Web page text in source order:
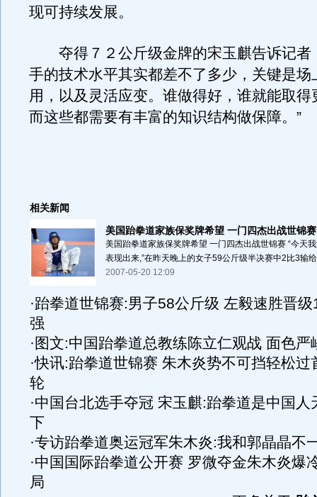
现可持续发展。
夺得７２公斤级金牌的宋玉麒告诉记者
手的技术水平其实都差不了多少，关键是场
用，以及灵活应变。谁做得好，谁就能取得
而这些都需要有丰富的知识结构做保障。”
相关新闻
美国跆拳道家族保奖牌希望 一门四杰出战世锦赛
美国跆拳道家族保奖牌希望 一门四杰出战世锦赛 “今天
表现出来,”在昨天晚上的女子59公斤级半决赛中2比3输
2007-05-20 12:09
·跆拳道世锦赛:男子58公斤级 左毅速胜晋级
强
· 图文:中国跆拳道总教练陈立仁观战 面色严
·快讯:跆拳道世锦赛 朱木炎势不可挡轻松过
轮
·中国台北选手夺冠 宋玉麒:跆拳道是中国人
下
·专访跆拳道奥运冠军朱木炎:我和郭晶晶不
·中国国际跆拳道公开赛 罗微夺金朱木炎爆
局